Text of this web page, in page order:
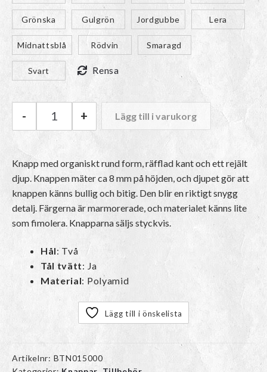
Grönska Gulgrön Jordgubbe Lera
Midnattsblå Rödvin Smaragd
Svart Rensa
Knapp Knubbis | 20 mm mängd
- + Lägg till i varukorg
Knapp med organiskt rund form, räfflad kant och ett rejält
djup. Knappen mäter ca 8 mm på höjden, och djupet gör att
knappen känns bullig och bitig. Den blir en riktigt snygg
detalj. Färgerna är marmorerade, och materialet känns lite
som fimolera. Knapparna säljs styckvis.
Hål: Två
Tål tvätt: Ja
Material: Polyamid
Lägg till i önskelista
Artikelnr: BTN015000